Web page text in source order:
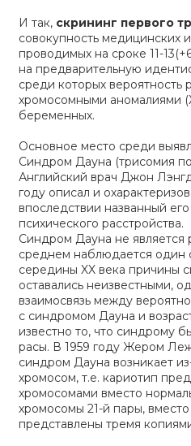
И так, скрининг первого
совокупность медицинских
проводимых на сроке 11-
на предварительную
среди которых
хромосомными аномалиями
беременных.
Основное место среди
Синдром Дауна (трисомия
Английский врач Джон
году описал и
впоследствии названный
психического расстройства.
Синдром Дауна не является
среднем наблюдается один
середины XX века причины
оставались неизвестными,
взаимосвязь между
с синдромом Дауна и
известно то, что синдрому
расы. В 1959 году Жером
синдром Дауна возникает
хромосом, т.е. кариотип
хромосомами вместо
хромосомы 21-й пары,
представлены тремя